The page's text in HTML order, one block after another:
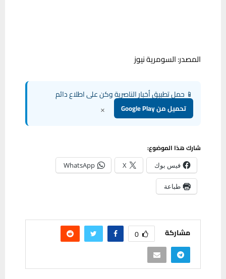
المصدر: السومرية نيوز
📱 حمل تطبيق أخبار الناصرية وكن على اطلاع دائم
تحميل من Google Play ×
شارك هذا الموضوع:
فيس بوك X
WhatsApp
طباعة
مشاركة 0